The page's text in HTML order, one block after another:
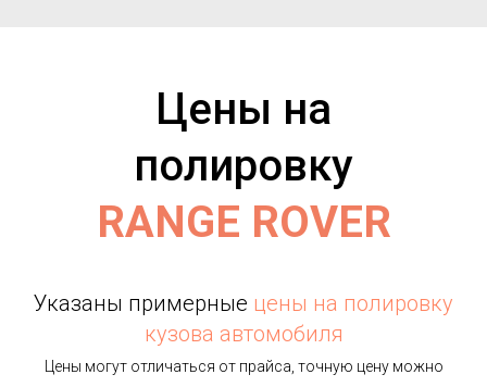
Цены на
полировку
RANGE ROVER
Указаны примерные цены на полировку
кузова автомобиля
Цены могут отличаться от прайса, точную цену можно